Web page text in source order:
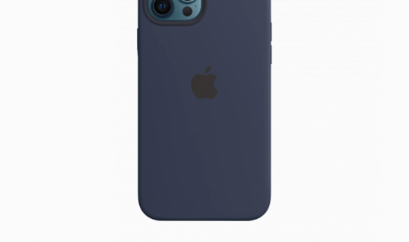
Watch Tillbehör